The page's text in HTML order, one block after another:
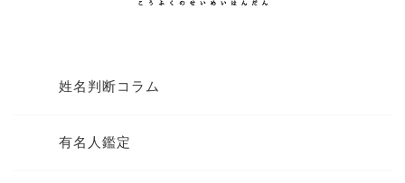
姓名判断コラム
有名人鑑定